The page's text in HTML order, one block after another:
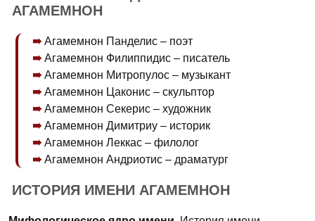
АГАМЕМНОН
Агамемнон Панделис – поэт
Агамемнон Филиппидис – писатель
Агамемнон Митропулос – музыкант
Агамемнон Цаконис – скульптор
Агамемнон Секерис – художник
Агамемнон Димитриу – историк
Агамемнон Леккас – филолог
Агамемнон Андриотис – драматург
ИСТОРИЯ ИМЕНИ АГАМЕМНОН